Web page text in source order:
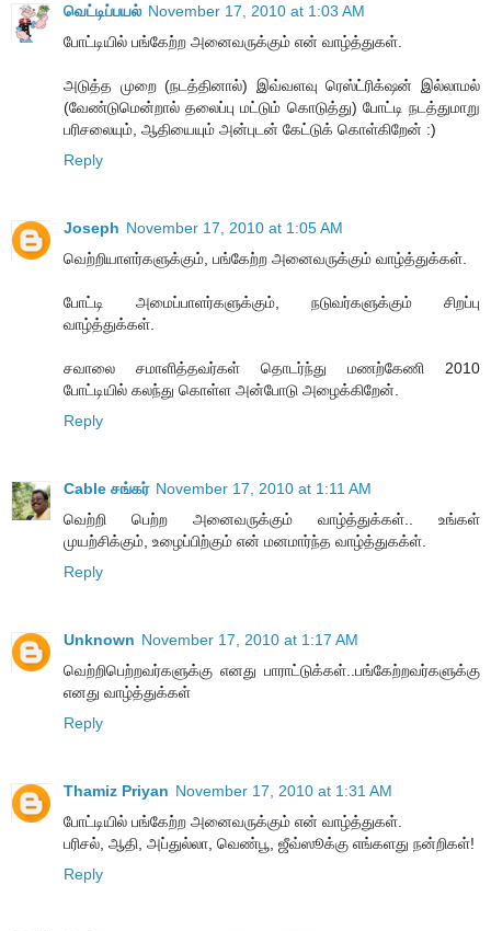
வெட்டிப்பயல் November 17, 2010 at 1:03 AM
போட்டியில் பங்கேற்ற அனைவருக்கும் என் வாழ்த்துகள்.
அடுத்த முறை (நடத்தினால்) இவ்வளவு ரெஸ்ட்ரிக்‌ஷன் இல்லாமல்
(வேண்டுமென்றால் தலைப்பு மட்டும் கொடுத்து) போட்டி நடத்துமாறு
பரிசலையும், ஆதியையும் அன்புடன் கேட்டுக் கொள்கிறேன் :)
Reply
Joseph November 17, 2010 at 1:05 AM
வெற்றியாளர்களுக்கும், பங்கேற்ற அனைவருக்கும் வாழ்த்துக்கள்.
போட்டி அமைப்பாளர்களுக்கும், நடுவர்களுக்கும் சிறப்பு
வாழ்த்துக்கள்.
சவாலை சமாளித்தவர்கள் தொடர்ந்து மணற்கேணி 2010
போட்டியில் கலந்து கொள்ள அன்போடு அழைக்கிறேன்.
Reply
Cable சங்கர் November 17, 2010 at 1:11 AM
வெற்றி பெற்ற அனைவருக்கும் வாழ்த்துக்கள்.. உங்கள்
முயற்சிக்கும், உழைப்பிற்கும் என் மனமார்ந்த வாழ்த்துகக்ள்.
Reply
Unknown November 17, 2010 at 1:17 AM
வெற்றிபெற்றவர்களுக்கு எனது பாராட்டுக்கள்..பங்கேற்றவர்களுக்கு
எனது வாழ்த்துக்கள்
Reply
Thamiz Priyan November 17, 2010 at 1:31 AM
போட்டியில் பங்கேற்ற அனைவருக்கும் என் வாழ்த்துகள்.
பரிசல், ஆதி, அப்துல்லா, வெண்பூ, ஜீவ்ஸூக்கு எங்களது நன்றிகள்!
Reply